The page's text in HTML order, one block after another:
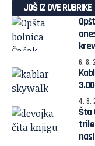
JOŠ IZ OVE RUBRIKE
6. 8.
4. 8.
Šta